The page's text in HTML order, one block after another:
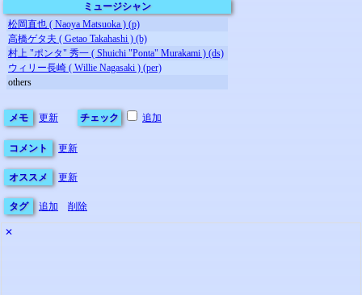
ミュージシャン
松岡直也 ( Naoya Matsuoka ) (p)
高橋ゲタ夫 ( Getao Takahashi ) (b)
村上 "ポンタ" 秀一 ( Shuichi "Ponta" Murakami ) (ds)
ウィリー長崎 ( Willie Nagasaki ) (per)
others
メモ 更新 チェック 追加
コメント 更新
オススメ 更新
タグ 追加 削除
✕